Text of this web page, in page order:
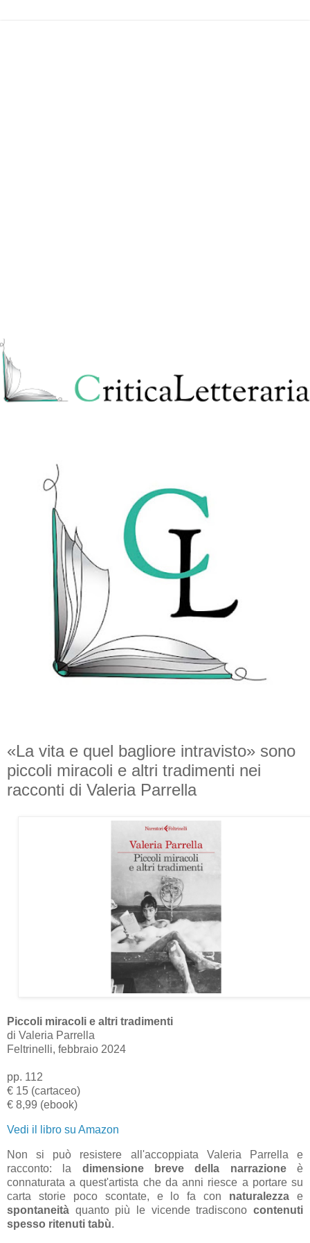
«La vita e quel bagliore intravisto» sono
piccoli miracoli e altri tradimenti nei
racconti di Valeria Parrella
Piccoli miracoli e altri tradimenti
di Valeria Parrella
Feltrinelli, febbraio 2024
pp. 112
€ 15 (cartaceo)
€ 8,99 (ebook)
Vedi il libro su Amazon
Non si può resistere all'accoppiata Valeria Parrella e
racconto: la dimensione breve della narrazioneè
connaturata a quest'artista che da anni riesce a portare su
carta storie poco scontate, e lo fa con naturalezza e
spontaneità quanto più le vicende tradiscono contenuti
spesso ritenuti tabù.